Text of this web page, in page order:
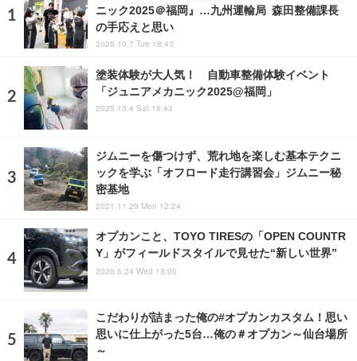
ニック2025＠福岡』…九州運輸局 森田整備課長
の手応えと思い
2025.10.7 Tue 18:43
塗装体験が大人気！ 自動車整備体験イベント
「ジュニアメカニック2025@福岡」
2025.10.4 Sat 18:43
ジムニーを傷つけず、荒れ地を楽しむ基本テクニ
ックを学ぶ「オフロード走行講習会」ジムニー秘
密基地
2021.11.29 Mon 12:24
オプカンこと、TOYO TIRESの「OPEN COUNTR
Y」がフィールドスタイルで見せた“新しい世界”
2026.6.24 Wed 13:00
こだわりが詰まった俺の#オプカンカスタム！思い
思いに仕上がった5台…俺の＃オプカン～仙台場所
～